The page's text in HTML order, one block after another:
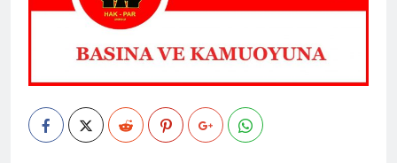
tarihinde gerçekleştirdiği
birinci oturumunda
konuşmacılar Yazar Ümit
Fırat, Prf. Dr. Aziz Yağan ve
Doç. Dr. Bülent Küçük ülkede
süreci değerlendiren
sunumlarını yaptılar.
DÜNYA BARIŞ GÜNÜ KUTLU
11 Ay Ago
Hak ve Özgürlükler Partisi-
HAK-PAR Urfa ili SİVEREK
Hak ve Özgürlükler Partisi-
HAK-PAR Heyeti, Hewler’de